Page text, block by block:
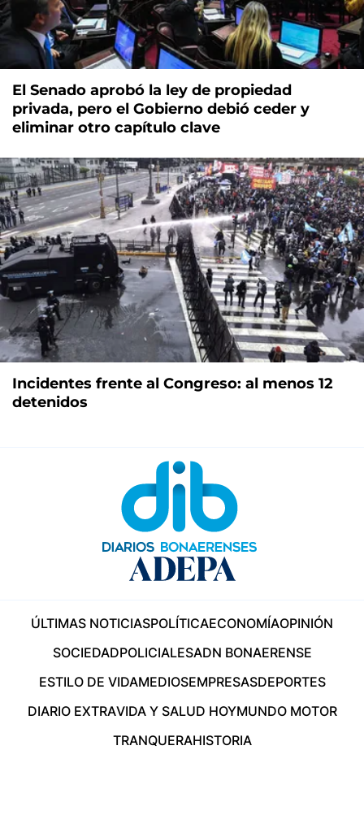
El Senado aprobó la ley de propiedad
privada, pero el Gobierno debió ceder y
eliminar otro capítulo clave
Incidentes frente al Congreso: al menos 12
detenidos
ÚLTIMAS NOTICIASPOLÍTICAECONOMÍAOPINIÓN
SOCIEDADPOLICIALESADN BONAERENSE
ESTILO DE VIDAMEDIOSEMPRESASDEPORTES
DIARIO EXTRAVIDA Y SALUD HOYMUNDO MOTOR
TRANQUERAHISTORIA